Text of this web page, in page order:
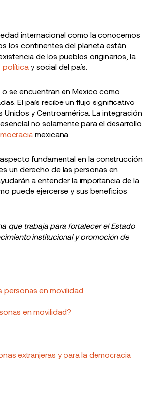
internacional como la conocemos
los continentes del planeta están
de los pueblos originarios, la
política y social del país.
se encuentran en México como
El país recibe un flujo significativo
y Centroamérica. La integración
no solamente para el desarrollo
mexicana.
fundamental en la construcción
un derecho de las personas en
a entender la importancia de la
puede ejercerse y sus beneficios
que trabaja para fortalecer el Estado
institucional y promoción de
personas en movilidad
en movilidad?
extranjeras y para la democracia